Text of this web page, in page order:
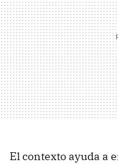
El contexto ayuda a